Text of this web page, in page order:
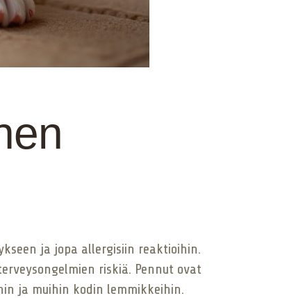
ja jopa allergisiin reaktioihin.
riskiä. Pennut ovat
ja muihin kodin lemmikkeihin.